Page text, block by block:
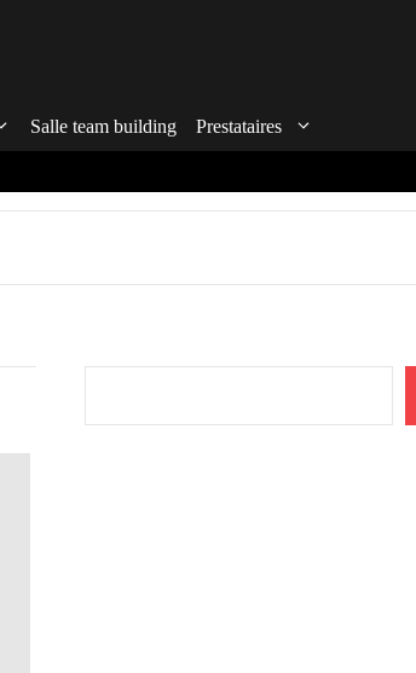
Salle team building Prestataires